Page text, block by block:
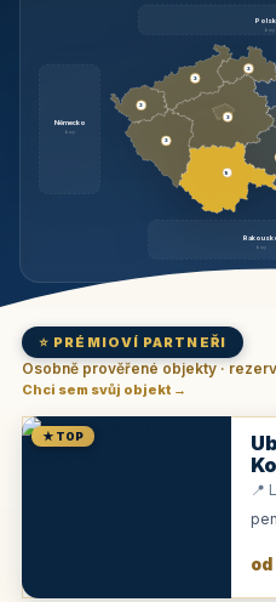
brzy
Německo
brzy
brzy
3
9
3
3
3
3
⭐ PRÉMIOVÍ PARTNEŘI
Osobně prověřené objekty ·
Chci sem svůj objekt →
★ TOP
📍